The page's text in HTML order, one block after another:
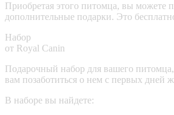
Приобретая этого питомца, вы можете
дополнительные подарки. Это
Набор
от Royal Canin
Подарочный набор для вашего
вам позаботиться о нем с первых дней
В наборе вы найдете: